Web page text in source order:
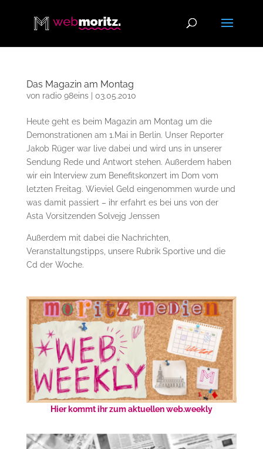
Das Magazin am Montag
von radio 98eins| 03.05.2010
Heute geht es beim Magazin am Montag um die
Demonstrationen am 1.Mai in Berlin. Unser Reporter
Jakob Rüger war live dabei und wird uns in unserer
Sendung Rede und Antwort stehen. Außerdem haben
wir ein Interview zum Benefitskonzert im Dom vom
letzten Freitag. Wieviel Geld eingenommen wurde und
was damit passiert – ihr erfahrt es bei uns von der
Asta Vorsitzenden Solvejg Jenssen
Außerdem mit dabei die Nachrichten,
Veranstaltungstipps, unsere Rubrik Sportive und die
Cd der Woche.
Hier kommt ihr zum aktuellen web.weekly